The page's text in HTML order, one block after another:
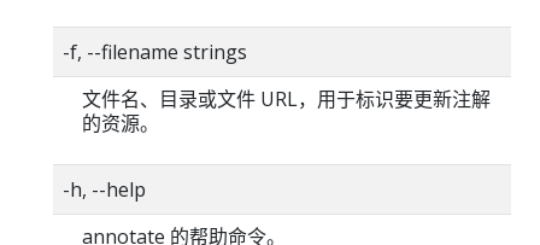
-f, --filename strings
文件名、目录或文件 URL，用于标识要更新注解
的资源。
-h, --help
annotate 的帮助命令。